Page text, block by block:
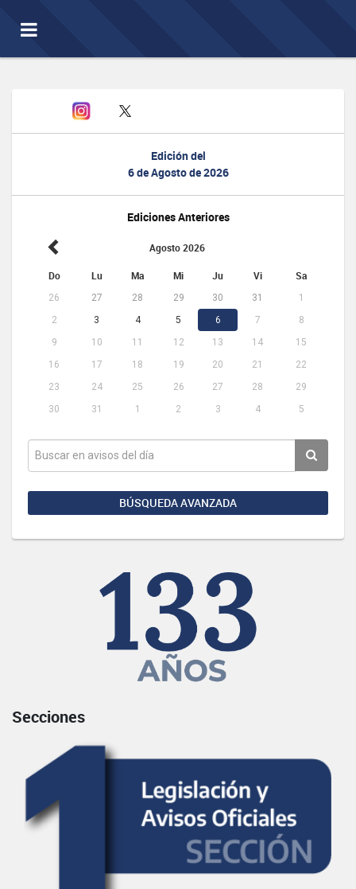
Toggle
navigation
Edición del
6 de Agosto de 2026
Ediciones Anteriores
Agosto 2026
Do Lu Ma Mi Ju Vi Sa
26 27 28 29 30 31
1
2
3 4 5 6 7
8
9
10 11 12 13 14
15
16
17 18 19 20 21
22
23
24 25 26 27 28
29
30
31 1 2 3 4 5
BÚSQUEDA AVANZADA
Secciones